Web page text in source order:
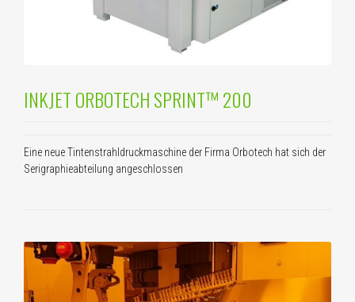
INKJET ORBOTECH SPRINT™ 200
Eine neue Tintenstrahldruckmaschine der Firma Orbotech hat sich der
Serigraphieabteilung angeschlossen